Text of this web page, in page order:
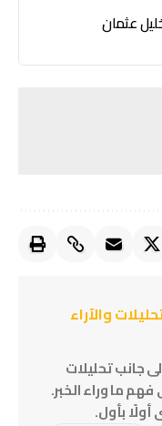
عثمان
والآراء
جانب تحليلات
ما وراء الخبر.
أولًا بأول.